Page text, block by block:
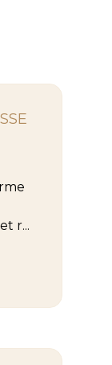
r...